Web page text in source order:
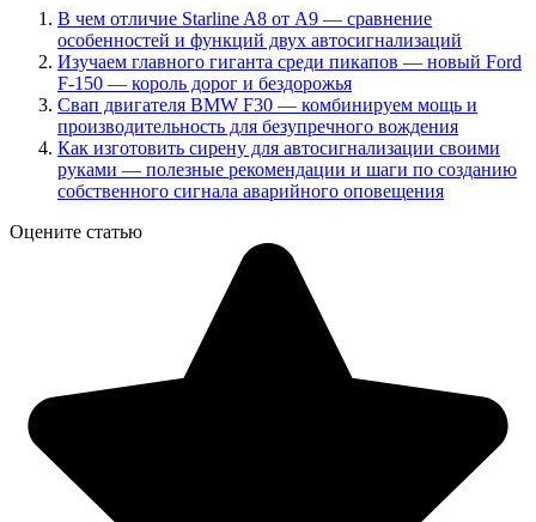
В чем отличие Starline A8 от A9 — сравнение
особенностей и функций двух автосигнализаций
Изучаем главного гиганта среди пикапов — новый Ford
F-150 — король дорог и бездорожья
Свап двигателя BMW F30 — комбинируем мощь и
производительность для безупречного вождения
Как изготовить сирену для автосигнализации своими
руками — полезные рекомендации и шаги по созданию
собственного сигнала аварийного оповещения
Оцените статью